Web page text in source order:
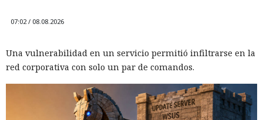
07:02 / 08.08.2026
Una vulnerabilidad en un servicio permitió infiltrarse en la
red corporativa con solo un par de comandos.